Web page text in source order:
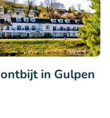
in Gulpen